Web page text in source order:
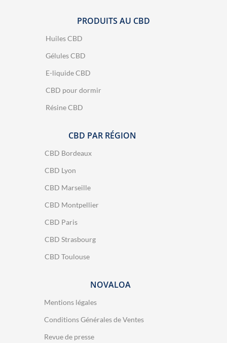
PRODUITS AU CBD
Huiles CBD
Gélules CBD
E-liquide CBD
CBD pour dormir
Résine CBD
CBD PAR RÉGION
CBD Bordeaux
CBD Lyon
CBD Marseille
CBD Montpellier
CBD Paris
CBD Strasbourg
CBD Toulouse
NOVALOA
Mentions légales
Conditions Générales de Ventes
Revue de presse